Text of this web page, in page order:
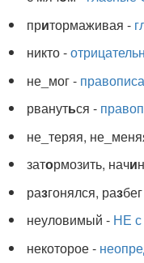
притормаживая -
никто -
не_мог -
рвануться -
не_теряя,
затормозить, начи
разгонялся, раз
неуловимый - НЕ с
некоторое -